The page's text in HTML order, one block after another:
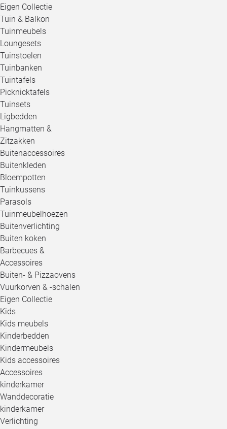
Eigen Collectie
Tuin & Balkon
Tuinmeubels
Loungesets
Tuinstoelen
Tuinbanken
Tuintafels
Picknicktafels
Tuinsets
Ligbedden
Hangmatten &
Zitzakken
Buitenaccessoires
Buitenkleden
Bloempotten
Tuinkussens
Parasols
Tuinmeubelhoezen
Buitenverlichting
Buiten koken
Barbecues &
Accessoires
Buiten- & Pizzaovens
Vuurkorven & -schalen
Eigen Collectie
Kids
Kids meubels
Kinderbedden
Kindermeubels
Kids accessoires
Accessoires
kinderkamer
Wanddecoratie
kinderkamer
Verlichting